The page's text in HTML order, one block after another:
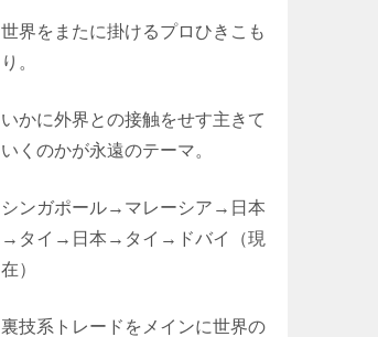
世界をまたに掛けるプロひきこも
り。
いかに外界との接触をせす主きて
いくのかが永遠のテーマ。
シンガポール→マレーシア→日本
→タイ→日本→タイ→ドバイ（現
在）
裏技系トレードをメインに世界の